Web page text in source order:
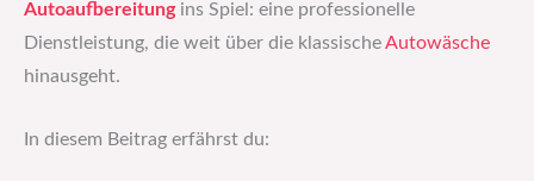
Autoaufbereitungins Spiel: eine professionelle
Dienstleistung, die weit über die klassische Autowäsche
hinausgeht.
In diesem Beitrag erfährst du: